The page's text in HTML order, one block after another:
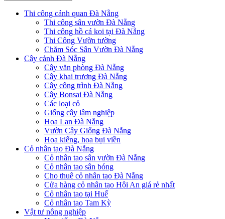
Thi công cảnh quan Đà Nẵng
Thi công sân vườn Đà Nẵng
Thi công hồ cá koi tại Đà Nẵng
Thi Công Vườn tường
Chăm Sóc Sân Vườn Đà Nẵng
Cây cảnh Đà Nẵng
Cây văn phòng Đà Nẵng
Cây khai trương Đà Nẵng
Cây công trình Đà Nẵng
Cây Bonsai Đà Nẵng
Các loại cỏ
Giống cây lâm nghiệp
Hoa Lan Đà Nẵng
Vườn Cây Giống Đà Nẵng
Hoa kiểng, hoa bụi viền
Cỏ nhân tạo Đà Nẵng
Cỏ nhân tạo sân vườn Đà Nẵng
Cỏ nhân tạo sân bóng
Cho thuê cỏ nhân tạo Đà Nẵng
Cửa hàng cỏ nhân tạo Hội An giá rẻ nhất
Cỏ nhân tạo tại Huế
Cỏ nhân tạo Tam Kỳ
Vật tư nông nghiệp